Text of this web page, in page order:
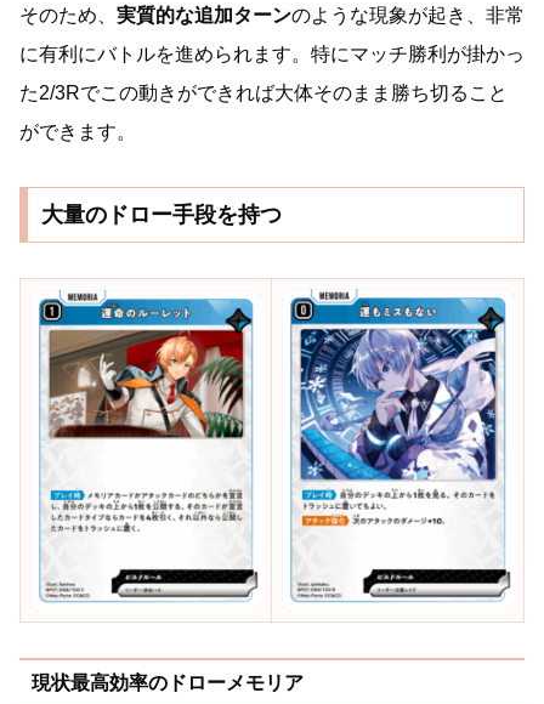
そのため、 実質的な追加ターンのような現象が起き、非常
に有利にバトルを進められます。特にマッチ勝利が掛かっ
た2/3Rでこの動きができれば大体そのまま勝ち切ること
ができます。
大量のドロー手段を持つ
現状最高効率のドローメモリア